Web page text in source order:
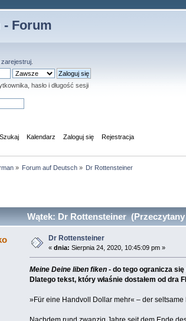
- Forum
zarejestruj
hasło i długość sesji
Szukaj Kalendarz Zaloguj się Rejestracja
» Forum auf Deutsch» Dr Rottensteiner
Wątek: Dr Rottensteiner (Przeczytany
Dr Rottensteiner
« dnia: Sierpnia 24, 2020, 10:45:09 pm »
Meine Deine liben fiken - do tego ogranicza
Dlatego tekst, który właśnie dostałem od dra
»Für eine Handvoll Dollar mehr« – der